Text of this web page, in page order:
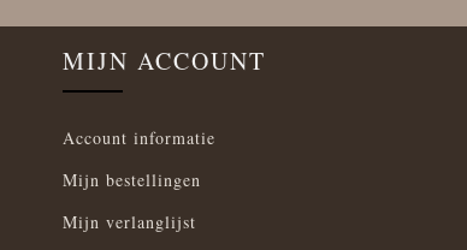
MIJN ACCOUNT
Account informatie
Mijn bestellingen
Mijn verlanglijst